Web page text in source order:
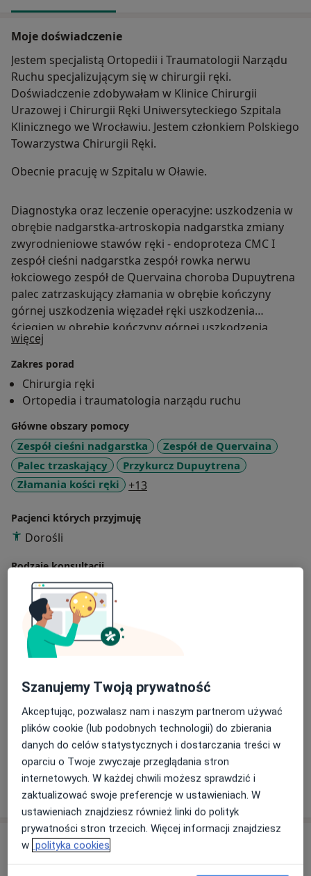
Moje doświadczenie
Jestem specjalistą Ortopedii i Traumatologii Narządu
Ruchu specjalizującym się w chirurgii ręki.
Doświadczenie zdobywałam w Klinice Chirurgii
Urazowej i Chirurgii Ręki Uniwersyteckiego Szpitala
Klinicznego we Wrocławiu. Jestem członkiem Polskiego
Towarzystwa Chirurgii Ręki.
Obecnie pracuję w Szpitalu w Oławie.
Diagnostyka oraz leczenie operacyjne: uszkodzenia w
obrębie nadgarstka-artroskopia nadgarstka zmiany
zwyrodnieniowe stawów ręki - endoproteza CMC I
zespół cieśni nadgarstka zespół rowka nerwu
łokciowego zespół de Quervaina choroba Dupuytrena
palec zatrzaskujący złamania w obrębie kończyny
górnej uszkodzenia więzadeł ręki uszkodzenia
ścięgien w obrębie kończyny górnej uszkodzenia
nerwów kończyny górnej ganglion nadgarstka
więcej
Zakres porad
Chirurgia ręki
Ortopedia i traumatologia narządu ruchu
Główne obszary pomocy
Zespół cieśni nadgarstka
Zespół de Quervaina
Palec trzaskający
Przykurcz Dupuytrena
Złamania kości ręki
+13
Pacjenci których przyjmuję
Dorośli
Rodzaje konsultacji
StacjonarneZobacz lokalizacje (2)
Zdjęcia i filmy
Zobacz galerię (3)
Pokaż więcejo doświadczeniu
Usługi i ceny
Szanujemy Twoją prywatność
Akceptując, pozwalasz nam i naszym partnerom używać
plików cookie (lub podobnych technologii) do zbierania
danych do celów statystycznych i dostarczania treści w
oparciu o Twoje zwyczaje przeglądania stron
internetowych. W każdej chwili możesz sprawdzić i
zaktualizować swoje preferencje w ustawieniach. W
ustawieniach znajdziesz również linki do polityk
prywatności stron trzecich. Więcej informacji znajdziesz
w polityka cookies